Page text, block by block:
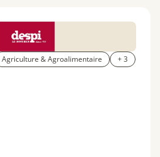
Agriculture & Agroalimentaire + 3